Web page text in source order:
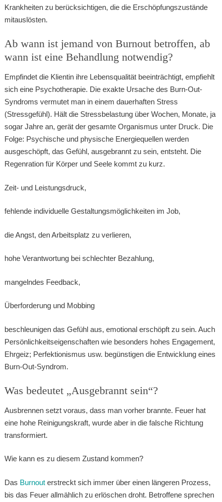
Krankheiten zu berücksichtigen, die die Erschöpfungszustände
mitauslösten.
Ab wann ist jemand von Burnout betroffen, ab
wann ist eine Behandlung notwendig?
Empfindet die Klientin ihre Lebensqualität beeinträchtigt, empfiehlt
sich eine Psychotherapie. Die exakte Ursache des Burn-Out-
Syndroms vermutet man in einem dauerhaften Stress
(Stressgefühl). Hält die Stressbelastung über Wochen, Monate, ja
sogar Jahre an, gerät der gesamte Organismus unter Druck. Die
Folge: Psychische und physische Energiequellen werden
ausgeschöpft, das Gefühl, ausgebrannt zu sein, entsteht. Die
Regenration für Körper und Seele kommt zu kurz.
Zeit- und Leistungsdruck,
fehlende individuelle Gestaltungsmöglichkeiten im Job,
die Angst, den Arbeitsplatz zu verlieren,
hohe Verantwortung bei schlechter Bezahlung,
mangelndes Feedback,
Überforderung und Mobbing
beschleunigen das Gefühl aus, emotional erschöpft zu sein. Auch
Persönlichkeitseigenschaften wie besonders hohes Engagement,
Ehrgeiz; Perfektionismus usw. begünstigen die Entwicklung eines
Burn-Out-Syndrom.
Was bedeutet „Ausgebrannt sein“?
Ausbrennen setzt voraus, dass man vorher brannte. Feuer hat
eine hohe Reinigungskraft, wurde aber in die falsche Richtung
transformiert.
Wie kann es zu diesem Zustand kommen?
Das Burnouterstreckt sich immer über einen längeren Prozess,
bis das Feuer allmählich zu erlöschen droht. Betroffene sprechen